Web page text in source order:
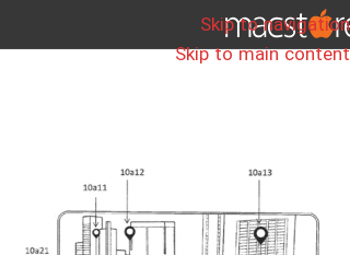
Skip to navigation
Skip to main content